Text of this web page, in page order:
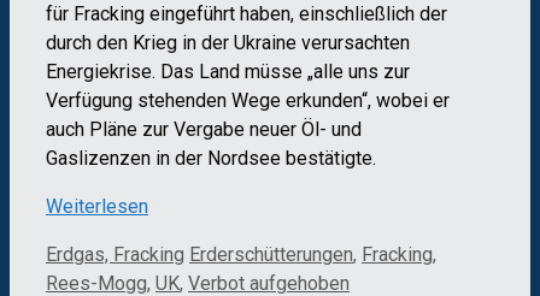
für Fracking eingeführt haben, einschließlich der
durch den Krieg in der Ukraine verursachten
Energiekrise. Das Land müsse „alle uns zur
Verfügung stehenden Wege erkunden“, wobei er
auch Pläne zur Vergabe neuer Öl- und
Gaslizenzen in der Nordsee bestätigte.
Weiterlesen
Kategorien
Erdgas, Fracking Schlagwörter
Erderschütterungen, Fracking,
Rees-Mogg, UK, Verbot aufgehoben